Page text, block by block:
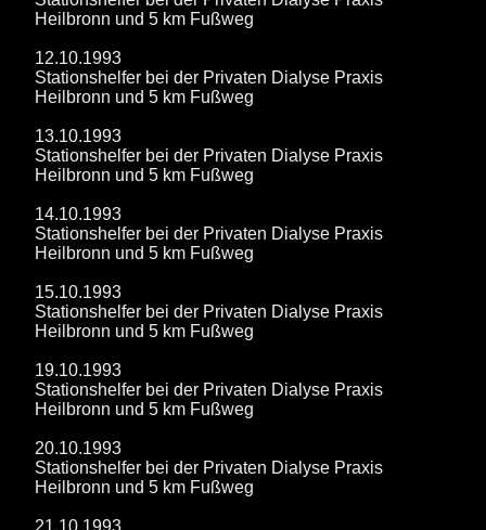
Heilbronn und 5 km Fußweg
12.10.1993
Stationshelfer bei der Privaten Dialyse Praxis
Heilbronn und 5 km Fußweg
13.10.1993
Stationshelfer bei der Privaten Dialyse Praxis
Heilbronn und 5 km Fußweg
14.10.1993
Stationshelfer bei der Privaten Dialyse Praxis
Heilbronn und 5 km Fußweg
15.10.1993
Stationshelfer bei der Privaten Dialyse Praxis
Heilbronn und 5 km Fußweg
19.10.1993
Stationshelfer bei der Privaten Dialyse Praxis
Heilbronn und 5 km Fußweg
20.10.1993
Stationshelfer bei der Privaten Dialyse Praxis
Heilbronn und 5 km Fußweg
21.10.1993